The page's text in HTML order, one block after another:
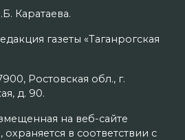
Каратаева.
газеты «Таганрогская
Ростовская обл., г.
д. 90.
на веб-сайте
в соответствии с